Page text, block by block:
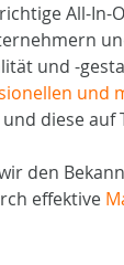
All-In-
und -
und
diese auf
den
effektive